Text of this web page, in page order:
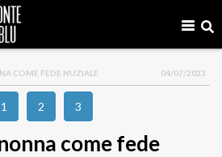
COME FEDE NUZIALE 04/07/2023
1 2 3
come fede